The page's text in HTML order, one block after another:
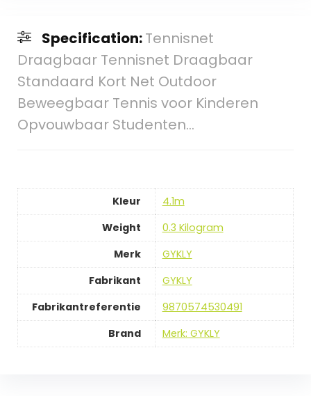
Specification:Tennisnet
Draagbaar Tennisnet Draagbaar
Standaard Kort Net Outdoor
Beweegbaar Tennis voor Kinderen
Opvouwbaar Studenten…
Kleur
‎4.1m
Weight
‎0.3 Kilogram
Merk
‎GYKLY
Fabrikant
‎GYKLY
Fabrikantreferentie
‎9870574530491
Brand
Merk: GYKLY